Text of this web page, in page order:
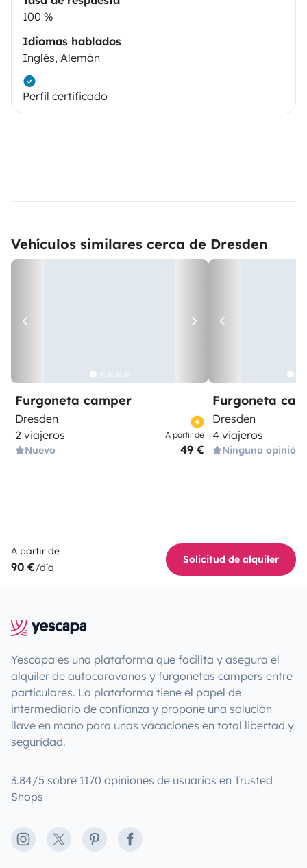
100 %
Idiomas hablados
Inglés, Alemán
Perfil certificado
Vehículos similares cerca de Dresden
Furgoneta camper
Dresden
2 viajeros
Nuevo
A partir de
49 €
Furgoneta
Dresden
4 viajeros
Ninguna opinión
A partir de
90 €/día
Solicitud de alquiler
Yescapa es una plataforma que facilita y asegura el
alquiler de autocaravanas y furgonetas campers entre
particulares. La plataforma tiene el papel de
intermediario de confianza y propone una solución
llave en mano para unas vacaciones en total libertad y
seguridad.
3.84/5 sobre 1170 opiniones de usuarios en Trusted
Shops
Instagram
X PinterestFacebook